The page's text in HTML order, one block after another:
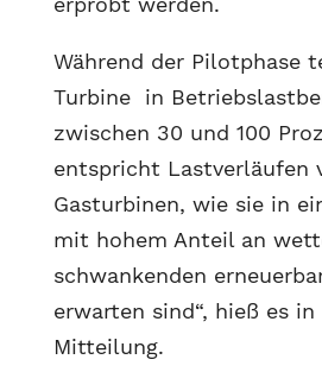
Während der Pilotphase
Turbine in
zwischen 30 und 100
entspricht Lastverläufen
Gasturbinen, wie sie in
mit hohem Anteil an
schwankenden
erwarten sind“, hieß es in
Mitteilung.